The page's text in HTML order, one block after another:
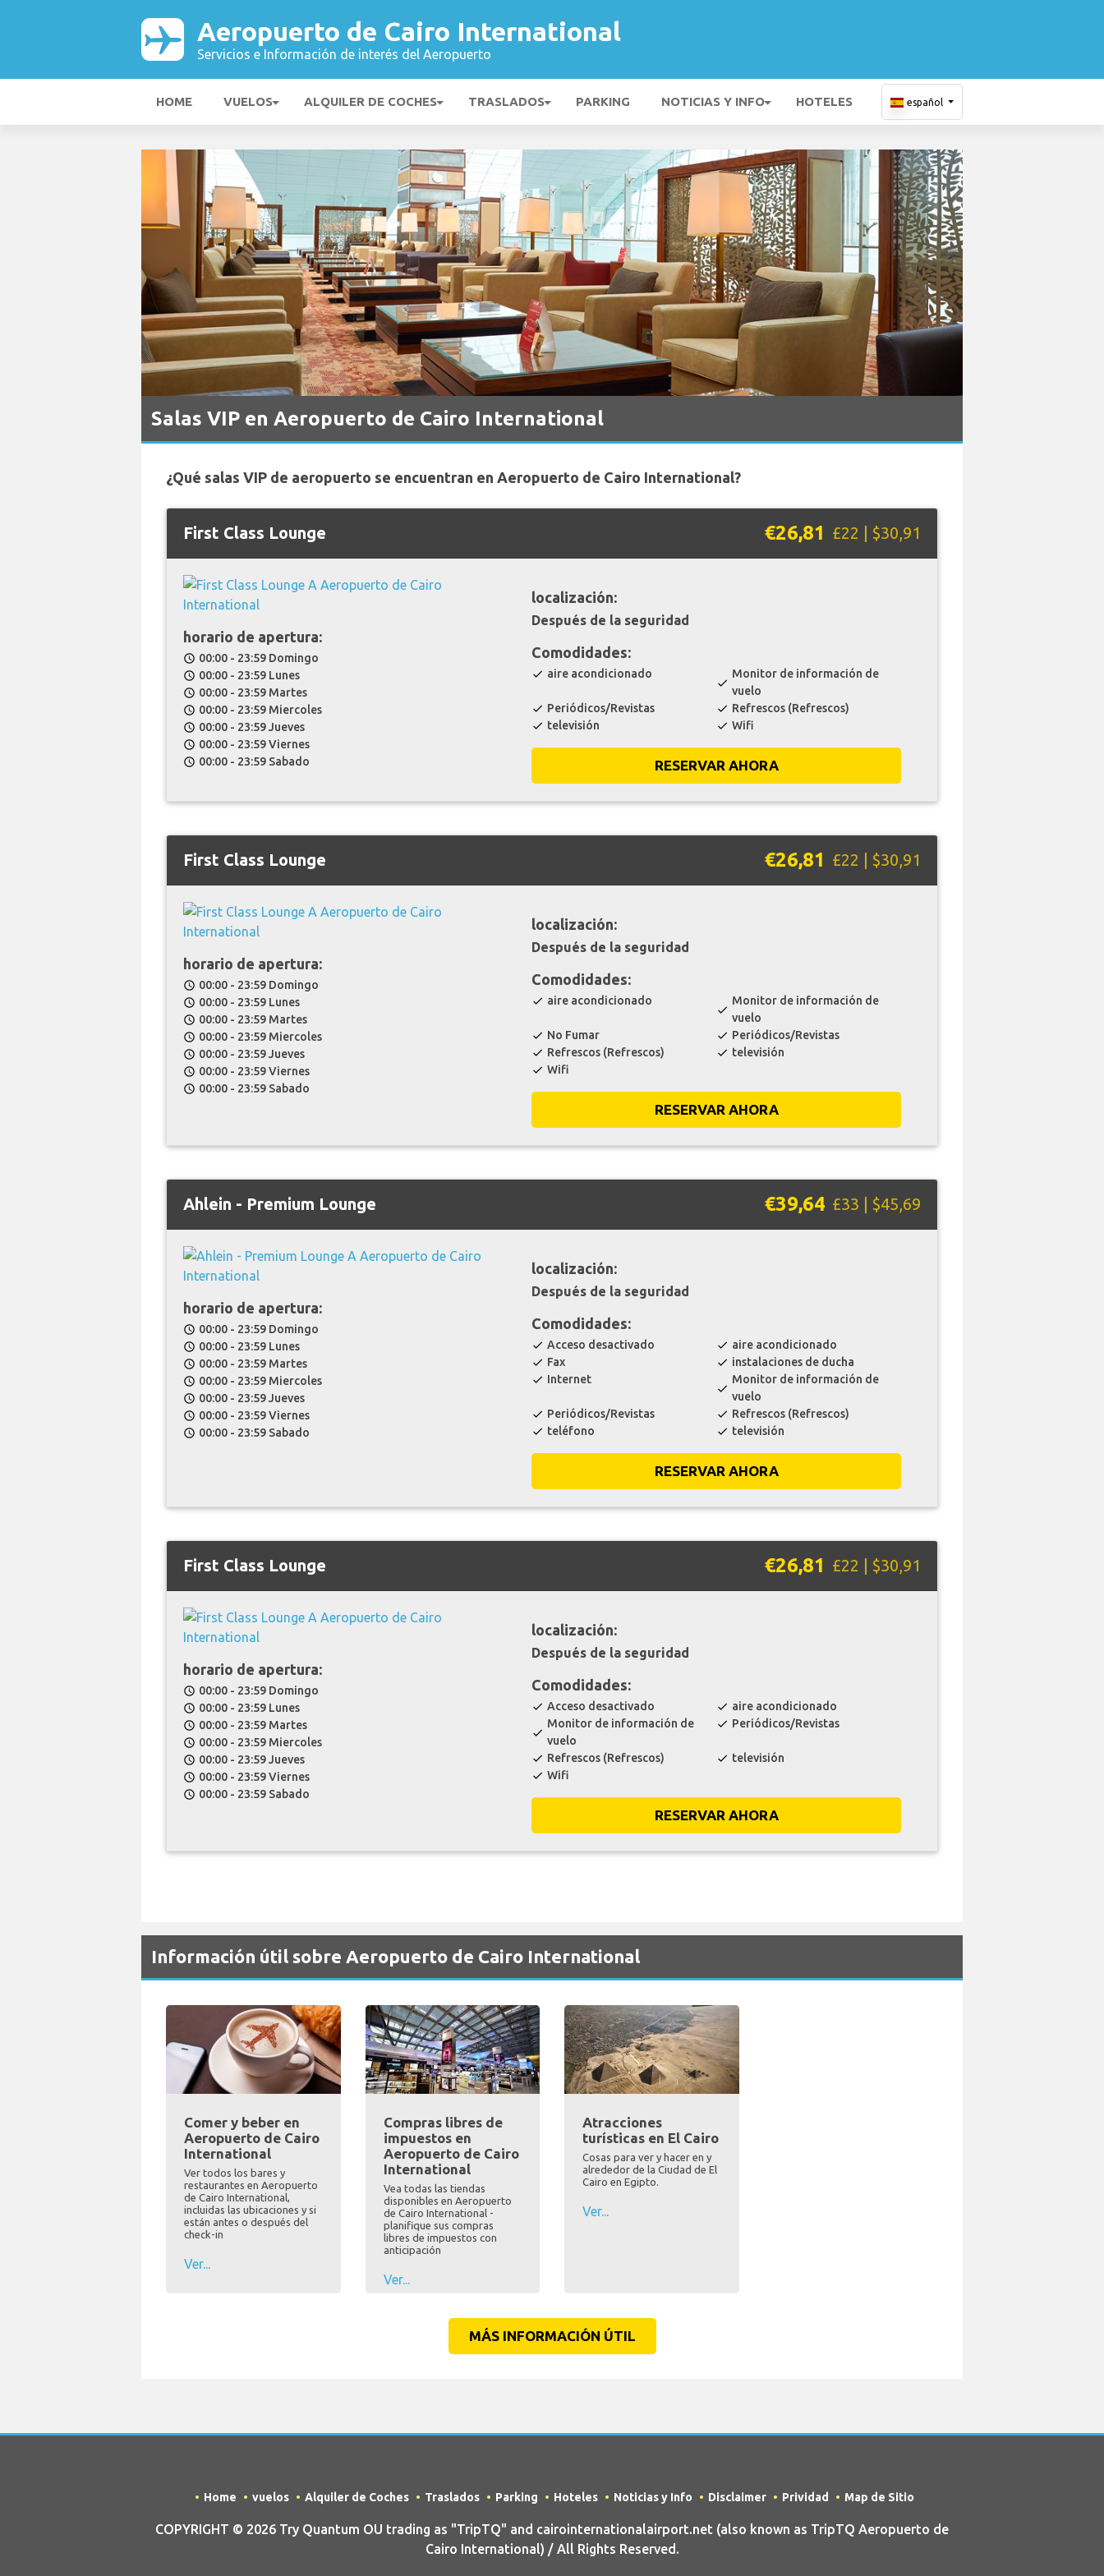
Aeropuerto de Cairo International
Servicios e Información de interés del Aeropuerto
HOME VUELOS ALQUILER DE COCHES TRASLADOS PARKING NOTICIAS Y INFO HOTELES español
Salas VIP en Aeropuerto de Cairo International
¿Qué salas VIP de aeropuerto se encuentran en Aeropuerto de Cairo International?
First Class Lounge €26,81 £22 | $30,91
horario de apertura:
schedule 00:00 - 23:59 Domingo
schedule 00:00 - 23:59 Lunes
schedule 00:00 - 23:59 Martes
schedule 00:00 - 23:59 Miercoles
schedule 00:00 - 23:59 Jueves
schedule 00:00 - 23:59 Viernes
schedule 00:00 - 23:59 Sabado
localización:
Después de la seguridad
Comodidades:
check aire acondicionado
check
Monitor de información de
vuelo
check Periódicos/Revistas check Refrescos (Refrescos)
check televisión check Wifi
RESERVAR AHORA
First Class Lounge €26,81 £22 | $30,91
horario de apertura:
schedule 00:00 - 23:59 Domingo
schedule 00:00 - 23:59 Lunes
schedule 00:00 - 23:59 Martes
schedule 00:00 - 23:59 Miercoles
schedule 00:00 - 23:59 Jueves
schedule 00:00 - 23:59 Viernes
schedule 00:00 - 23:59 Sabado
localización:
Después de la seguridad
Comodidades:
check aire acondicionado
check
Monitor de información de
vuelo
check No Fumar check Periódicos/Revistas
check Refrescos (Refrescos) check televisión
check Wifi
RESERVAR AHORA
Ahlein - Premium Lounge €39,64 £33 | $45,69
horario de apertura:
schedule 00:00 - 23:59 Domingo
schedule 00:00 - 23:59 Lunes
schedule 00:00 - 23:59 Martes
schedule 00:00 - 23:59 Miercoles
schedule 00:00 - 23:59 Jueves
schedule 00:00 - 23:59 Viernes
schedule 00:00 - 23:59 Sabado
localización:
Después de la seguridad
Comodidades:
check Acceso desactivado check aire acondicionado
check Fax check instalaciones de ducha
check Internet
check
Monitor de información de
vuelo
check Periódicos/Revistas check Refrescos (Refrescos)
check teléfono check televisión
RESERVAR AHORA
First Class Lounge €26,81 £22 | $30,91
horario de apertura:
schedule 00:00 - 23:59 Domingo
schedule 00:00 - 23:59 Lunes
schedule 00:00 - 23:59 Martes
schedule 00:00 - 23:59 Miercoles
schedule 00:00 - 23:59 Jueves
schedule 00:00 - 23:59 Viernes
schedule 00:00 - 23:59 Sabado
localización:
Después de la seguridad
Comodidades:
check Acceso desactivado check aire acondicionado
check
Monitor de información de
vuelo
check Periódicos/Revistas
check Refrescos (Refrescos) check televisión
check Wifi
RESERVAR AHORA
Información útil sobre Aeropuerto de Cairo International
Comer y beber en
Aeropuerto de Cairo
International
Ver todos los bares y
restaurantes en Aeropuerto
de Cairo International,
incluidas las ubicaciones y si
están antes o después del
check-in
Ver...
Compras libres de
impuestos en
Aeropuerto de Cairo
International
Vea todas las tiendas
disponibles en Aeropuerto
de Cairo International -
planifique sus compras
libres de impuestos con
anticipación
Ver...
Atracciones
turísticas en El Cairo
Cosas para ver y hacer en y
alrededor de la Ciudad de El
Cairo en Egipto.
Ver...
MÁS INFORMACIÓN ÚTIL
Home vuelos Alquiler de Coches Traslados Parking Hoteles Noticias y Info Disclaimer Prividad Map de Sitio
COPYRIGHT © 2026 Try Quantum OU trading as "TripTQ" and cairointernationalairport.net (also known as TripTQ Aeropuerto de
Cairo International) / All Rights Reserved.